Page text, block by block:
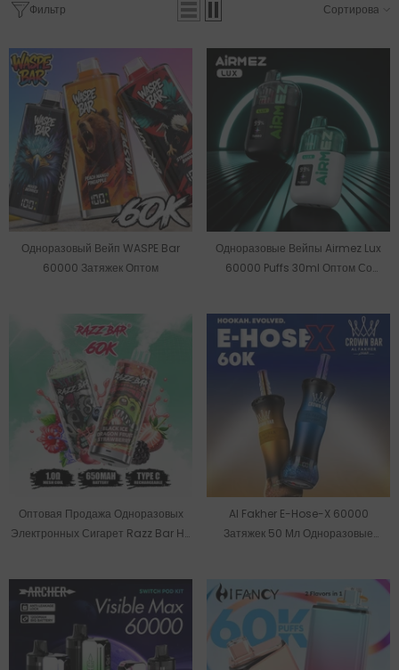
Фильтр Сортировать
Одноразовый Вейп WASPE Bar
60000 Затяжек Оптом
Одноразовые Вейпы Airmez Lux
60000 Puffs 30ml Оптом Со
Оптовая Продажа Одноразовых
Электронных Сигарет Razz Bar На
Al Fakher E-Hose-X 60000
Затяжек 50 Мл Одноразовые